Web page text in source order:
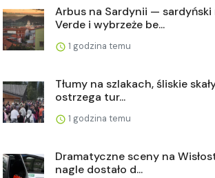
Arbus na Sardynii — sardyński
Verde i wybrzeże be...
1 godzina temu
Tłumy na szlakach, śliskie
ostrzega tur...
1 godzina temu
Dramatyczne sceny na
nagle dostało d...